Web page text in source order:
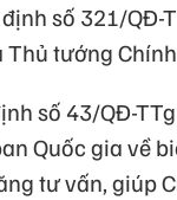
số 321/QĐ-
tướng
số 43/QĐ-
Quốc gia về
tư vấn, giúp